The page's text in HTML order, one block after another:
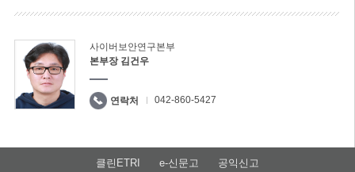
사이버보안연구본부
본부장 김건우
연락처 042-860-5427
클린ETRI e-신문고 공익신고